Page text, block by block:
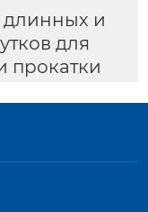
длинных и
для
прокатки